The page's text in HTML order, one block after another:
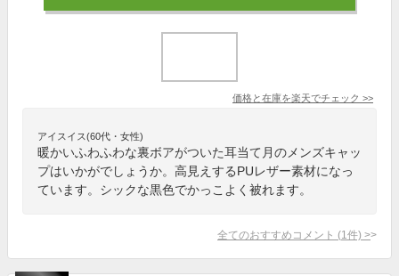
価格と在庫を楽天でチェック >>
アイスイス(60代・女性)
暖かいふわふわな裏ボアがついた耳当て月のメンズキャッ
プはいかがでしょうか。高見えするPUレザー素材になっ
ています。シックな黒色でかっこよく被れます。
全てのおすすめコメント (1 件) >